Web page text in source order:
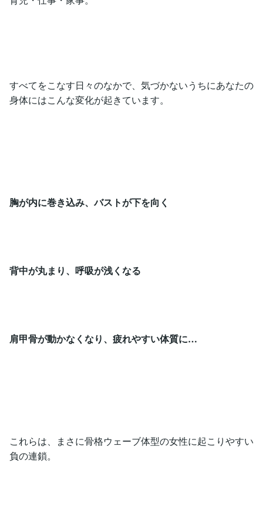
すべてをこなす日々のなかで、気づかないうちにあなたの
身体にはこんな変化が起きています。
胸が内に巻き込み、バストが下を向く
背中が丸まり、呼吸が浅くなる
肩甲骨が動かなくなり、疲れやすい体質に…
これらは、まさに骨格ウェーブ体型の女性に起こりやすい
負の連鎖。